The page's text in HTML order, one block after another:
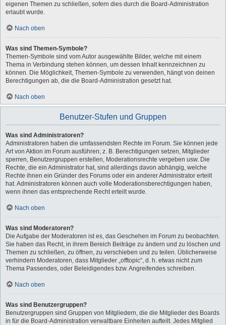
eigenen Themen zu schließen, sofern dies durch die Board-Administration
erlaubt wurde.
Nach oben
Was sind Themen-Symbole?
Themen-Symbole sind vom Autor ausgewählte Bilder, welche mit einem
Thema in Verbindung stehen können, um dessen Inhalt kennzeichnen zu
können. Die Möglichkeit, Themen-Symbole zu verwenden, hängt von deinen
Berechtigungen ab, die die Board-Administration gesetzt hat.
Nach oben
Benutzer-Stufen und Gruppen
Was sind Administratoren?
Administratoren haben die umfassendsten Rechte im Forum. Sie können jede
Art von Aktion im Forum ausführen; z. B. Berechtigungen setzen, Mitglieder
sperren, Benutzergruppen erstellen, Moderationsrechte vergeben usw. Die
Rechte, die ein Administrator hat, sind allerdings davon abhängig, welche
Rechte ihnen ein Gründer des Forums oder ein anderer Administrator erteilt
hat. Administratoren können auch volle Moderationsberechtigungen haben,
wenn ihnen das entsprechende Recht erteilt wurde.
Nach oben
Was sind Moderatoren?
Die Aufgabe der Moderatoren ist es, das Geschehen im Forum zu beobachten.
Sie haben das Recht, in ihrem Bereich Beiträge zu ändern und zu löschen und
Themen zu schließen, zu öffnen, zu verschieben und zu teilen. Üblicherweise
verhindern Moderatoren, dass Mitglieder „offtopic“, d. h. etwas nicht zum
Thema Passendes, oder Beleidigendes bzw. Angreifendes schreiben.
Nach oben
Was sind Benutzergruppen?
Benutzergruppen sind Gruppen von Mitgliedern, die die Mitglieder des Boards
in für die Board-Administration verwaltbare Einheiten aufteilt. Jedes Mitglied